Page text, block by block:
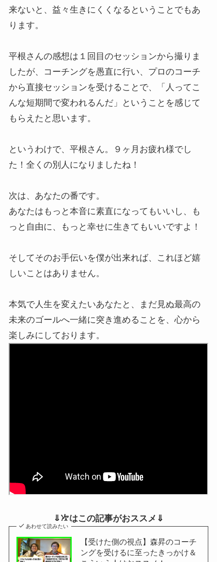
来ないと、益々生きにくくなるということでもあ
ります。
平根さんの感想は１回目のセッションから撮りま
したが、コーチングを愚直に行い、プロのコーチ
から直接セッションを受けることで、「人ってこ
んな短期間で変われるんだ」ということを感じて
もらえたと思います。
というわけで、平根さん。９ヶ月お疲れ様でし
た！全くの別人になりましたね！
次は、あなたの番です。
あなたはもっと本音に素直になってもいいし、も
っと自由に、もっと幸せに生きてもいいですよ！
そしてそのお手伝いを僕が出来れば、これほど嬉
しいことはありません。
本気で人生を変えたいあなたと、まだ見ぬ最高の
未来のゴールへ一緒に突き進めることを、心から
楽しみにしております。
⇓次はこの記事がおススメ⇓
あわせて読みたい
【受けた側の視点】森昇のコーチ
ングを受けるに至ったきっかけ＆